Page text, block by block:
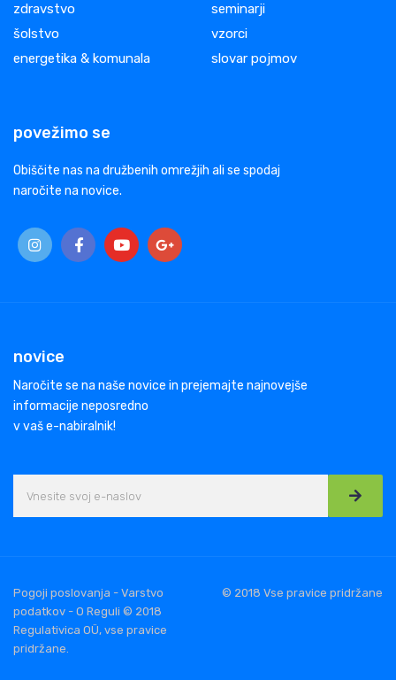
zdravstvo
šolstvo
energetika & komunala
seminarji
vzorci
slovar pojmov
povežimo se
Obiščite nas na družbenih omrežjih ali se spodaj
naročite na novice.
novice
Naročite se na naše novice in prejemajte najnovejše
informacije neposredno
v vaš e-nabiralnik!
Pogoji poslovanja - Varstvo
podatkov - O Reguli © 2018
Regulativica OÜ, vse pravice
pridržane.
© 2018 Vse pravice pridržane